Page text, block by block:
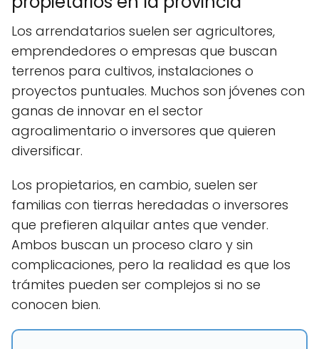
Los arrendatarios suelen ser agricultores,
emprendedores o empresas que buscan
terrenos para cultivos, instalaciones o
proyectos puntuales. Muchos son jóvenes con
ganas de innovar en el sector
agroalimentario o inversores que quieren
diversificar.
Los propietarios, en cambio, suelen ser
familias con tierras heredadas o inversores
que prefieren alquilar antes que vender.
Ambos buscan un proceso claro y sin
complicaciones, pero la realidad es que los
trámites pueden ser complejos si no se
conocen bien.